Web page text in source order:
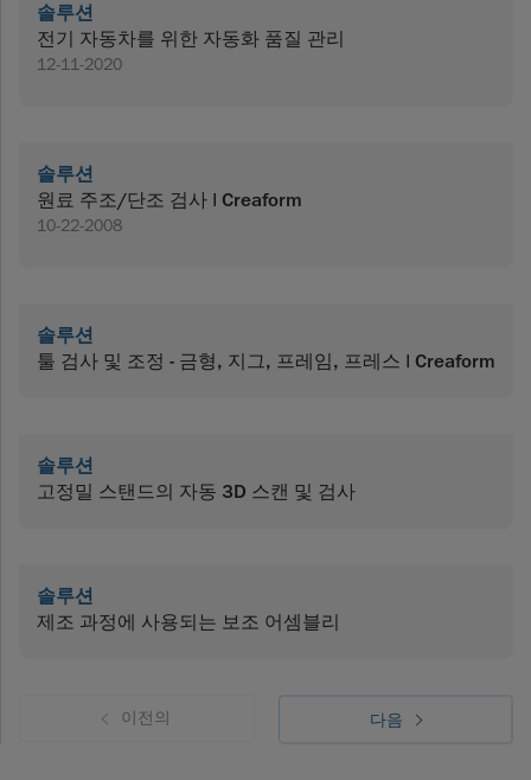
솔루션
전기 자동차를 위한 자동화 품질 관리
12-11-2020
솔루션
원료 주조/단조 검사 | Creaform
10-22-2008
솔루션
툴 검사 및 조정 - 금형, 지그, 프레임, 프레스 | Creaform
솔루션
고정밀 스탠드의 자동 3D 스캔 및 검사
솔루션
제조 과정에 사용되는 보조 어셈블리
이전의 다음